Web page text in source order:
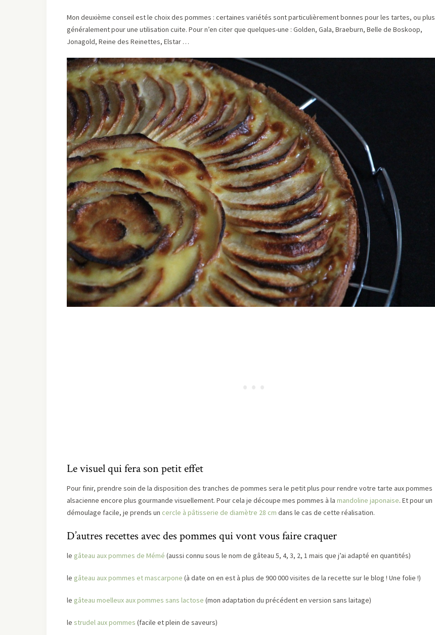
Mon deuxième conseil est le choix des pommes : certaines variétés sont particulièrement bonnes pour les tartes, ou plus
généralement pour une utilisation cuite. Pour n’en citer que quelques-une : Golden, Gala, Braeburn, Belle de Boskoop,
Jonagold, Reine des Reinettes, Elstar …
Le visuel qui fera son petit effet
Pour finir, prendre soin de la disposition des tranches de pommes sera le petit plus pour rendre votre tarte aux pommes
alsacienne encore plus gourmande visuellement. Pour cela je découpe mes pommes à la mandoline japonaise. Et pour un
démoulage facile, je prends un cercle à pâtisserie de diamètre 28 cm dans le cas de cette réalisation.
D’autres recettes avec des pommes qui vont vous faire craquer
le gâteau aux pommes de Mémé (aussi connu sous le nom de gâteau 5, 4, 3, 2, 1 mais que j’ai adapté en quantités)
le gâteau aux pommes et mascarpone (à date on en est à plus de 900 000 visites de la recette sur le blog ! Une folie !)
le gâteau moelleux aux pommes sans lactose (mon adaptation du précédent en version sans laitage)
le strudel aux pommes (facile et plein de saveurs)